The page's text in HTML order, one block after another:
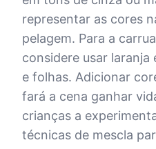
representar as cores
pelagem. Para a
considere usar laranja
e folhas. Adicionar
fará a cena ganhar
crianças a
técnicas de mescla